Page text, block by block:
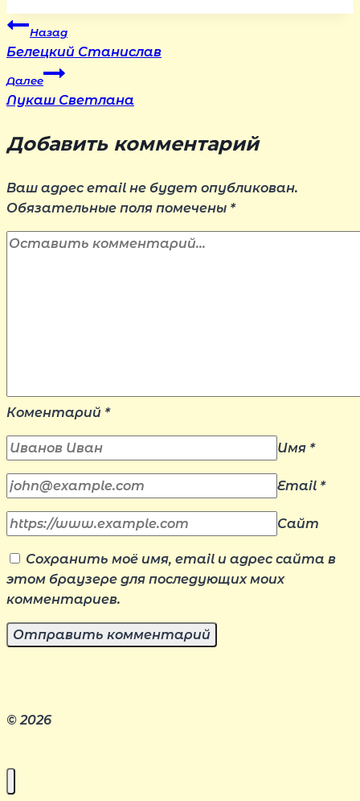
Навигация
по
Назад
Белецкий Станислав
Далее
Лукаш Светлана
Добавить комментарий
Ваш адрес email не будет опубликован.
Обязательные поля помечены *
Коментарий *
Имя *
Email *
Сайт
Сохранить моё имя, email и адрес сайта в
этом браузере для последующих моих
комментариев.
© 2026